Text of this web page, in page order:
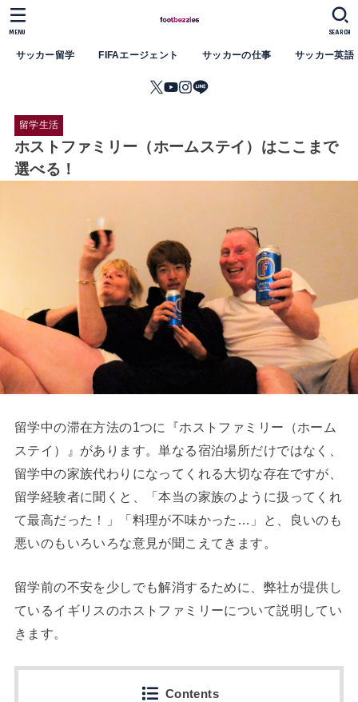
サッカー留学 FIFAエージェント サッカーの仕事 サッカー英語
SEARCH
MENU
留学生活
ホストファミリー（ホームステイ）はここまで
選べる！
留学中の滞在方法の1つに『ホストファミリー（ホーム
ステイ）』があります。単なる宿泊場所だけではなく、
留学中の家族代わりになってくれる大切な存在ですが、
留学経験者に聞くと、「本当の家族のように扱ってくれ
て最高だった！」「料理が不味かった…」と、良いのも
悪いのもいろいろな意見が聞こえてきます。
留学前の不安を少しでも解消するために、弊社が提供し
ているイギリスのホストファミリーについて説明してい
きます。
Contents